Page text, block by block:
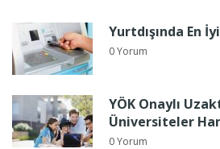
Yurtdışında En
0 Yorum
YÖK Onaylı
Üniversiteler
0 Yorum